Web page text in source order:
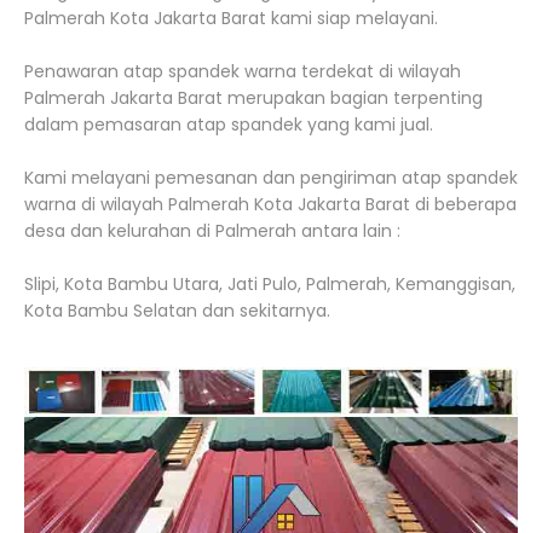
Palmerah Kota Jakarta Barat kami siap melayani.
Penawaran atap spandek warna terdekat di wilayah
Palmerah Jakarta Barat merupakan bagian terpenting
dalam pemasaran atap spandek yang kami jual.
Kami melayani pemesanan dan pengiriman atap spandek
warna di wilayah Palmerah Kota Jakarta Barat di beberapa
desa dan kelurahan di Palmerah antara lain :
Slipi, Kota Bambu Utara, Jati Pulo, Palmerah, Kemanggisan,
Kota Bambu Selatan dan sekitarnya.